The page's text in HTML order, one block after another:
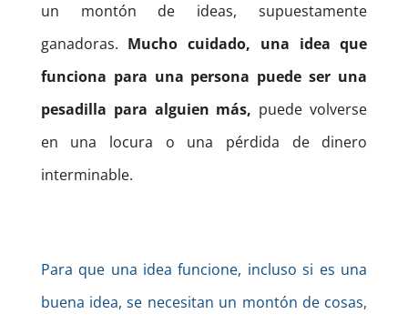
un montón de ideas, supuestamente
ganadoras. Mucho cuidado, una idea que
funciona para una persona puede ser una
pesadilla para alguien más, puede volverse
en una locura o una pérdida de dinero
interminable.
Para que una idea funcione, incluso si es una
buena idea, se necesitan un montón de cosas,